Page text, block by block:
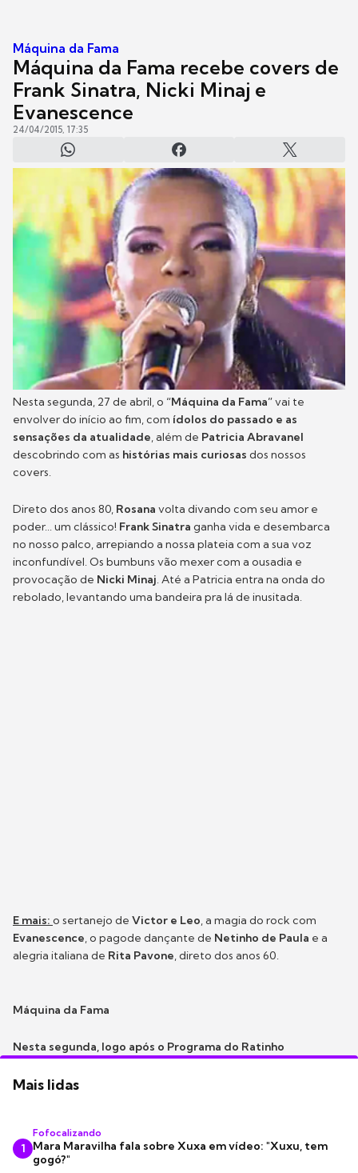
Máquina da Fama
Máquina da Fama recebe covers de
Frank Sinatra, Nicki Minaj e
Evanescence
24/04/2015, 17:35
Nesta segunda, 27 de abril, o “Máquina da Fama”vai te
envolver do início ao fim, com ídolos do passado e as
sensações da atualidade, além de Patricia Abravanel
descobrindo com as histórias mais curiosas dos nossos
covers.
Direto dos anos 80, Rosana volta divando com seu amor e
poder... um clássico! Frank Sinatra ganha vida e desembarca
no nosso palco, arrepiando a nossa plateia com a sua voz
inconfundível. Os bumbuns vão mexer com a ousadia e
provocação de Nicki Minaj. Até a Patricia entra na onda do
rebolado, levantando uma bandeira pra lá de inusitada.
E mais: o sertanejo de Victor e Leo, a magia do rock com
Evanescence, o pagode dançante de Netinho de Paula e a
alegria italiana de Rita Pavone, direto dos anos 60.
Máquina da Fama
Nesta segunda, logo após o Programa do Ratinho
Mais lidas
1
Fofocalizando
Mara Maravilha fala sobre Xuxa em vídeo: "Xuxu, tem
gogó?"